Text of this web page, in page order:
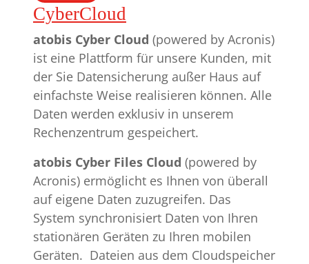
CyberCloud
atobis Cyber Cloud (powered by Acronis)
ist eine Plattform für unsere Kunden, mit
der Sie Datensicherung außer Haus auf
einfachste Weise realisieren können. Alle
Daten werden exklusiv in unserem
Rechenzentrum gespeichert.
atobis Cyber Files Cloud (powered by
Acronis) ermöglicht es Ihnen von überall
auf eigene Daten zuzugreifen. Das
System synchronisiert Daten von Ihren
stationären Geräten zu Ihren mobilen
Geräten. Dateien aus dem Cloudspeicher